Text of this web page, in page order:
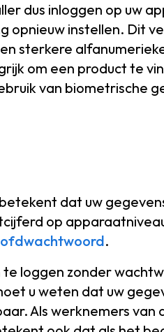
dus inloggen op uw
opnieuw instellen. Dit
sterkere
om een product te
van biometrische
dat uw
op
.
loggen zonder
u weten dat uw
Als werknemers